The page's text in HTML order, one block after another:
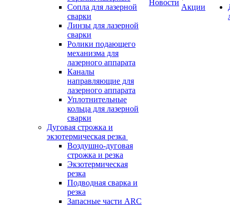
Сопла для лазерной
сварки
Линзы для лазерной
сварки
Ролики подающего
механизма для
лазерного аппарата
Каналы
направляющие для
лазерного аппарата
Уплотнительные
кольца для лазерной
сварки
Дуговая строжка и
экзотермическая резка
Воздушно-дуговая
строжка и резка
Экзотермическая
резка
Подводная сварка и
резка
Запасные части ARC
Новости
Акции